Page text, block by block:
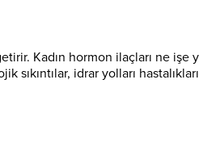
Kadın hormon ilaçları ne
idrar yolları